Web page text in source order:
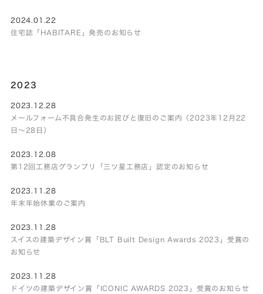
2024.01.22
住宅誌「HABITARE」発売のお知らせ
2023
2023.12.28
メールフォーム不具合発生のお詫びと復旧のご案内（2023年12月22
日～28日）
2023.12.08
第12回工務店グランプリ「三ツ星工務店」認定のお知らせ
2023.11.28
年末年始休業のご案内
2023.11.28
スイスの建築デザイン賞「BLT Built Design Awards 2023」受賞の
お知らせ
2023.11.28
ドイツの建築デザイン賞「ICONIC AWARDS 2023」受賞のお知らせ